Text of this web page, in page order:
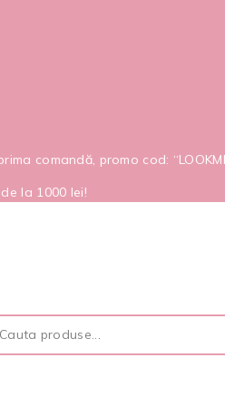
comandă, promo cod:
la 1000 lei!